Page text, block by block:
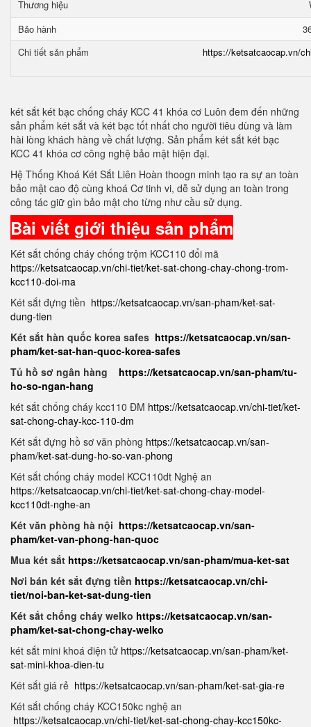
Thương hiệu
Bảo hành
Chi tiết sản phẩm
https://ketsatcaocap.vn/
két sắt két bạc chống cháy KCC 41 khóa cơ Luôn đem đến những
sản phẩm két sắt và két bạc tốt nhất cho người tiêu dùng và làm
hài lòng khách hàng về chất lượng. Sản phẩm két sắt két bạc
KCC 41 khóa cơ công nghệ bảo mật hiện đại.
Hệ Thống Khoá Két Sắt Liên Hoàn thoogn minh tạo ra sự an toàn
bảo mật cao độ cùng khoá Cơ tinh vi, dễ sử dụng an toàn trong
công tác giữ gìn bảo mật cho từng như cầu sử dụng.
Bài viết giới thiệu sản phẩm
Két sắt chống cháy chống trộm KCC110 đổi mã
https://ketsatcaocap.vn/chi-tiet/ket-sat-chong-chay-chong-trom-
kcc110-doi-ma
Két sắt đựng tiền https://ketsatcaocap.vn/san-pham/ket-sat-
dung-tien
Két sắt hàn quốc korea safes https://ketsatcaocap.vn/san-
pham/ket-sat-han-quoc-korea-safes
Tủ hồ sơ ngân hàng https://ketsatcaocap.vn/san-pham/tu-
ho-so-ngan-hang
két sắt chống cháy kcc110 ĐM https://ketsatcaocap.vn/chi-tiet/ket-
sat-chong-chay-kcc-110-dm
Két sắt đựng hồ sơ văn phòng https://ketsatcaocap.vn/san-
pham/ket-sat-dung-ho-so-van-phong
Két sắt chống cháy model KCC110dt Nghệ an
https://ketsatcaocap.vn/chi-tiet/ket-sat-chong-chay-model-
kcc110dt-nghe-an
Két văn phòng hà nội https://ketsatcaocap.vn/san-
pham/ket-van-phong-han-quoc
Mua két sắt https://ketsatcaocap.vn/san-pham/mua-ket-sat
Nơi bán két sắt đựng tiền https://ketsatcaocap.vn/chi-
tiet/noi-ban-ket-sat-dung-tien
Két sắt chống cháy welko https://ketsatcaocap.vn/san-
pham/ket-sat-chong-chay-welko
két sắt mini khoá điện tử https://ketsatcaocap.vn/san-pham/ket-
sat-mini-khoa-dien-tu
Két sắt giá rẻ https://ketsatcaocap.vn/san-pham/ket-sat-gia-re
Két sắt chống cháy KCC150kc nghệ an
https://ketsatcaocap.vn/chi-tiet/ket-sat-chong-chay-kcc150kc-